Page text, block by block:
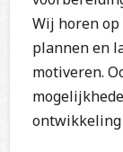
Wij horen
plannen en
motiveren.
ontwikkeling